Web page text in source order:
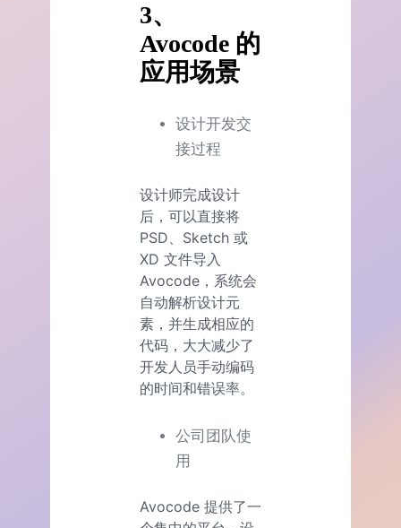
3、
Avocode 的
应用场景
设计开发交
接过程
设计师完成设计
后，可以直接将
PSD、Sketch 或
XD 文件导入
Avocode，系统会
自动解析设计元
素，并生成相应的
代码，大大减少了
开发人员手动编码
的时间和错误率。
公司团队使
用
Avocode 提供了一